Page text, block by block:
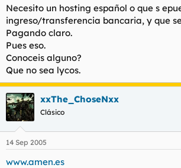
r
e
l
t
e
m
n
c
Necesito un hosting español o que s
ingreso/transferencia bancaria, y que
Pagando claro.
Pues eso.
Conoceis alguno?
Que no sea lycos.
xxThe_ChoseNxx
Clásico
14 Sep 2005
www.amen.es